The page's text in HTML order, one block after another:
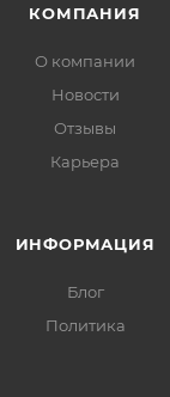
КОМПАНИЯ
О компании
Новости
Отзывы
Карьера
ИНФОРМАЦИЯ
Блог
Политика